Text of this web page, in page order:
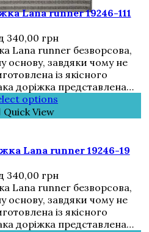
Lana runner 19246-111
340,00 грн
Lana runner безворсова,
основу, завдяки чому не
із якісного
доріжка представлена…
options
Quick View
Lana runner 19246-19
340,00 грн
Lana runner безворсова,
основу, завдяки чому не
із якісного
доріжка представлена…